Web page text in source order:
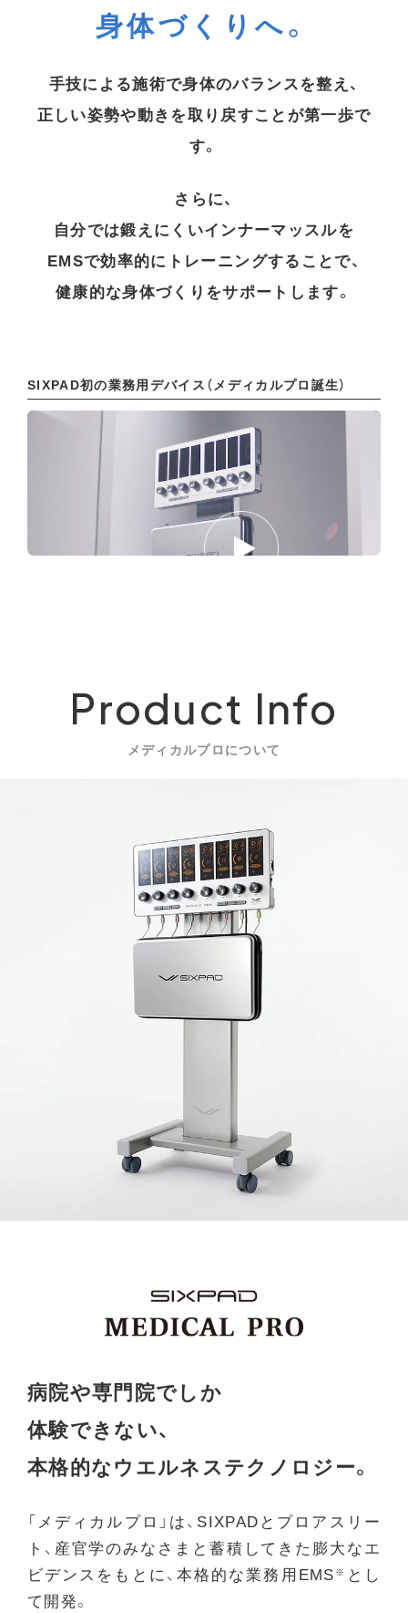
身体づくりへ。
手技による施術で身体のバランスを整え、
正しい姿勢や動きを取り戻すことが第一歩で
す。
さらに、
自分では鍛えにくいインナーマッスルを
EMSで効率的にトレーニングすることで、
健康的な身体づくりをサポートします。
SIXPAD初の業務用デバイス（メディカルプロ誕生）
Product Info
メディカルプロについて
病院や専門院でしか
体験できない、
本格的なウエルネステクノロジー。
「メディカルプロ」は、SIXPADとプロアスリー
ト、産官学のみなさまと蓄積してきた膨大なエ
ビデンスをもとに、本格的な業務用EMS ※
とし
て開発。